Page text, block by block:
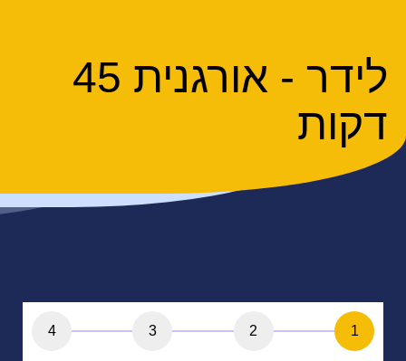
לידר - אורגנית 45
דקות
1
2
3
4